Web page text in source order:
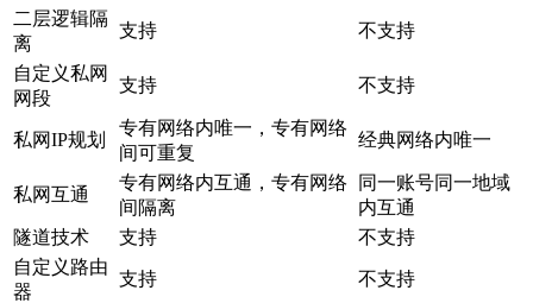
二层逻辑隔
离
支持 不支持
自定义私网
网段
支持 不支持
私网IP规划
专有网络内唯一，专有网络
间可重复
经典网络内唯一
私网互通
专有网络内互通，专有网络
间隔离
同一账号同一地域
内互通
隧道技术
支持
不支持
自定义路由
器
支持 不支持